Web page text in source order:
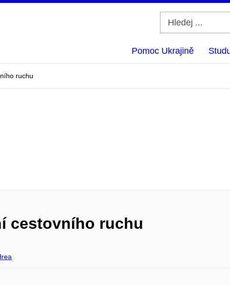
Pomoc Ukrajině
ruchu
cestovního ruchu